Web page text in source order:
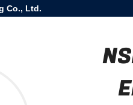
Co., Ltd.